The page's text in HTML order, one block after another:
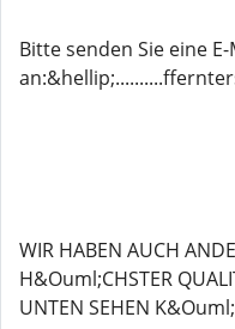
Bitte senden Sie eine E-
WIR HABEN AUCH
H&Ouml;CHSTER
UNTEN SEHEN